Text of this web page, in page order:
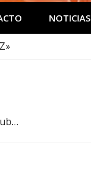
NOTICIAS